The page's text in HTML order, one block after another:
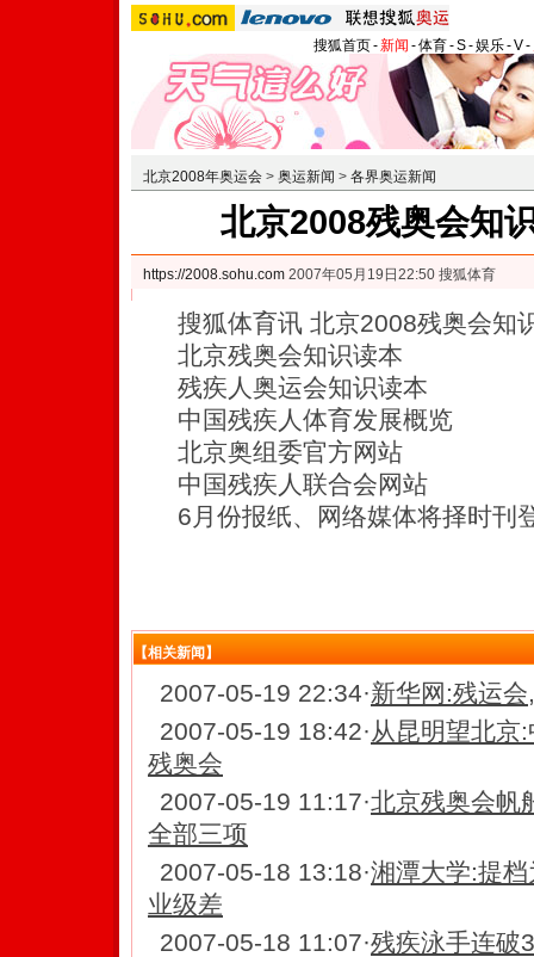
搜狐首页-新闻 -体育-S-娱乐-V-
北京2008年奥运会 > 奥运新闻 > 各界奥运新闻
北京2008残奥会知
https://2008.sohu.com 2007年05月19日22:50 搜狐体育
搜狐体育讯 北京2008残奥会知
北京残奥会知识读本
残疾人奥运会知识读本
中国残疾人体育发展概览
北京奥组委官方网站
中国残疾人联合会网站
6月份报纸、网络媒体将择时刊
【相关新闻】
2007-05-19 22:34·新华网:残运
2007-05-19 18:42· 从昆明望北京
残奥会
2007-05-19 11:17·北京残奥会帆
全部三项
2007-05-18 13:18·湘潭大学:提
业级差
2007-05-18 11:07·残疾泳手连破